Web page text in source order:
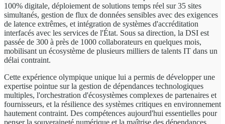
100% digitale, déploiement de solutions temps réel sur 35 sites
simultanés, gestion de flux de données sensibles avec des exigences
de latence extrêmes, et intégration de systèmes d'accréditation
interfacés avec les services de l'État. Sous sa direction, la DSI est
passée de 300 à près de 1000 collaborateurs en quelques mois,
mobilisant un écosystème de plusieurs milliers de talents IT dans un
délai contraint.
Cette expérience olympique unique lui a permis de développer une
expertise pointue sur la gestion de dépendances technologiques
multiples, l'orchestration d'écosystèmes complexes de partenaires et
fournisseurs, et la résilience des systèmes critiques en environnement
hautement contraint. Des compétences aujourd'hui essentielles pour
penser la souveraineté numérique et la maîtrise des dépendances